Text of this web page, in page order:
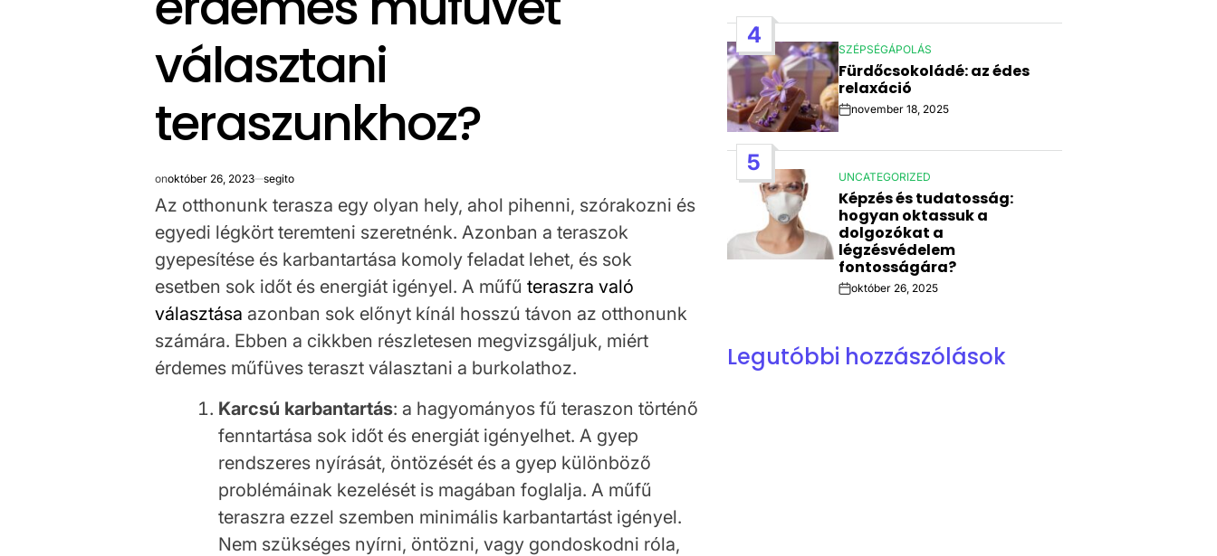
választani
teraszunkhoz?
onoktóber 26, 2023 segito
Az otthonunk terasza egy olyan hely, ahol pihenni, szórakozni és
egyedi légkört teremteni szeretnénk. Azonban a teraszok
gyepesítése és karbantartása komoly feladat lehet, és sok
esetben sok időt és energiát igényel. A műfűteraszra való
választása azonban sok előnyt kínál hosszú távon az otthonunk
számára. Ebben a cikkben részletesen megvizsgáljuk, miért
érdemes műfüves teraszt választani a burkolathoz.
Karcsú karbantartás: a hagyományos fű teraszon történő
fenntartása sok időt és energiát igényelhet. A gyep
rendszeres nyírását, öntözését és a gyep különböző
problémáinak kezelését is magában foglalja. A műfű
teraszra ezzel szemben minimális karbantartást igényel.
Nem szükséges nyírni, öntözni, vagy gondoskodni róla,
4
POSTED
IN
SZÉPSÉGÁPOLÁS
Fürdőcsokoládé: az édes
relaxáció
Post
Date
november 18, 2025
5
POSTED
IN
UNCATEGORIZED
Képzés és tudatosság:
hogyan oktassuk a
dolgozókat a
légzésvédelem
fontosságára?
Postoktóber 26, 2025
Legutóbbi hozzászólások